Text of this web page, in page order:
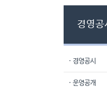
경영공
· 경영공시
· 운영공개